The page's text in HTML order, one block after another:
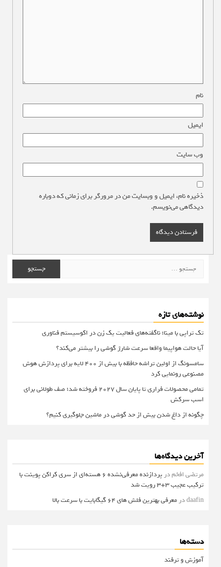
نام
ایمیل
وب‌ سایت
ذخیره نام، ایمیل و وبسایت من در مرورگر برای زمانی که دوباره
دیدگاهی می‌نویسم.
برای:
نوشته‌های تازه
تک تراپی با مینا؛ ناگفته‌های فعالیت یک زن در اکوسیستم فناوری
آیا حالت هواپیما واقعا سرعت شارژ گوشی را بیشتر می‌کند؟
سامسونگ از اولین تراشه حافظه با بیش از ۴۰۰ لایه برای پردازش هوش
مصنوعی رونمایی کرد
تمامی محصولات فراری تا پایان سال ۲۰۲۷ فروخته شد؛ صف طولانی برای
اسب سرکش
چگونه از داغ شدن بیش از حد گوشی در ماشین جلوگیری کنیم؟
آخرین دیدگاه‌ها
مرتضی افخمدر
پردازنده معرفی‌نشده 6 هسته‌ای از سری کراکن پوینت با
ترکیب عجیب 3+3 رویت شد
daafinدر معرفی بهترین فلش های 64 گیگابایت با سرعت بالا
دسته‌ها
آموزش و ترفند